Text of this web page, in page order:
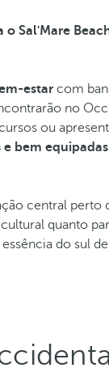
Sal'Mare
estar com
no
ou
bem equipadas
central perto
quanto
do sul